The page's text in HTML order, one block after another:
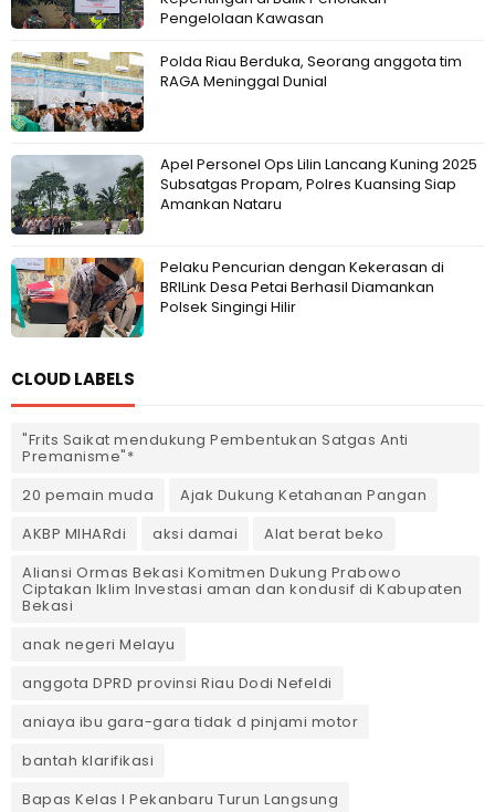
Pengelolaan Kawasan
Polda Riau Berduka, Seorang anggota tim
RAGA Meninggal Dunial
Apel Personel Ops Lilin Lancang Kuning 2025
Subsatgas Propam, Polres Kuansing Siap
Amankan Nataru
Pelaku Pencurian dengan Kekerasan di
BRILink Desa Petai Berhasil Diamankan
Polsek Singingi Hilir
CLOUD LABELS
"Frits Saikat mendukung Pembentukan Satgas Anti
Premanisme"*
20 pemain muda
Ajak Dukung Ketahanan Pangan
AKBP MIHARdi
aksi damai
Alat berat beko
Aliansi Ormas Bekasi Komitmen Dukung Prabowo
Ciptakan Iklim Investasi aman dan kondusif di Kabupaten
Bekasi
anak negeri Melayu
anggota DPRD provinsi Riau Dodi Nefeldi
aniaya ibu gara-gara tidak d pinjami motor
bantah klarifikasi
Bapas Kelas I Pekanbaru Turun Langsung